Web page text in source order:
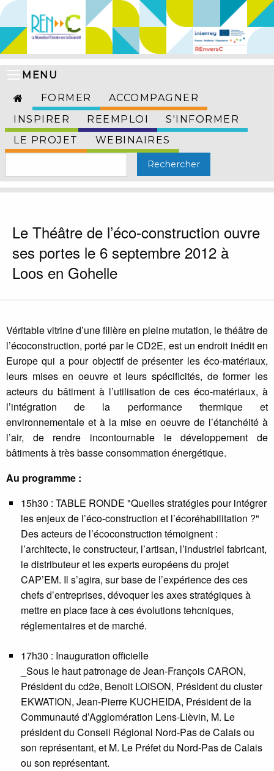
MENU
FORMER
ACCOMPAGNER
INSPIRER
REEMPLOI
S'INFORMER
LE PROJET
WEBINAIRES
Le Théâtre de l’éco-construction ouvre
ses portes le 6 septembre 2012 à
Loos en Gohelle
Véritable vitrine d’une filière en pleine mutation, le théâtre de
l’écoconstruction, porté par le CD2E, est un endroit inédit en
Europe qui a pour objectif de présenter les éco-matériaux,
leurs mises en oeuvre et leurs spécificités, de former les
acteurs du bâtiment à l’utilisation de ces éco-matériaux, à
l’intégration de la performance thermique et
environnementale et à la mise en oeuvre de l’étanchéité à
l’air, de rendre incontournable le développement de
bâtiments à très basse consommation énergétique.
Au programme :
15h30 : TABLE RONDE "Quelles stratégies pour intégrer
les enjeux de l’éco-construction et l’écoréhabilitation ?"
Des acteurs de l’écoconstruction témoignent :
l’architecte, le constructeur, l’artisan, l’industriel fabricant,
le distributeur et les experts européens du projet
CAP’EM. Il s’agira, sur base de l’expérience des ces
chefs d’entreprises, dévoquer les axes stratégiques à
mettre en place face à ces évolutions tehcniques,
réglementaires et de marché.
17h30 : Inauguration officielle
_Sous le haut patronage de Jean-François CARON,
Président du cd2e, Benoit LOISON, Président du cluster
EKWATION, Jean-Pierre KUCHEIDA, Président de la
Communauté d’Agglomération Lens-Lièvin, M. Le
président du Conseil Régional Nord-Pas de Calais ou
son représentant, et M. Le Préfet du Nord-Pas de Calais
ou son représentant.